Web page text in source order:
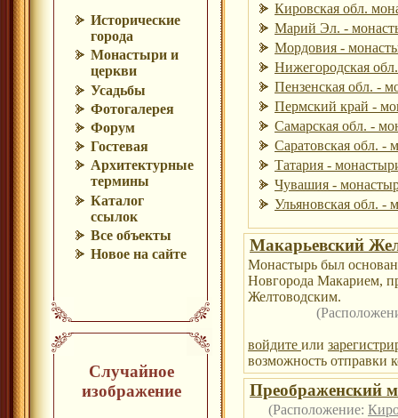
Исторические
города
Монастыри и
церкви
Усадьбы
Фотогалерея
Форум
Гостевая
Архитектурные
термины
Каталог
ссылок
Все объекты
Новое на сайте
Случайное
изображение
Кировская обл.
Марий Эл. -
Мордовия -
Нижегородская
Пензенская обл. -
Пермский край -
Самарская обл. -
Саратовская обл. -
Татария -
Чувашия -
Ульяновская обл. -
Макарьевский
Монастырь был
Новгорода Макарием,
Желтоводским.
войдите или
возможность отправки
Преображенский
(Расположение: